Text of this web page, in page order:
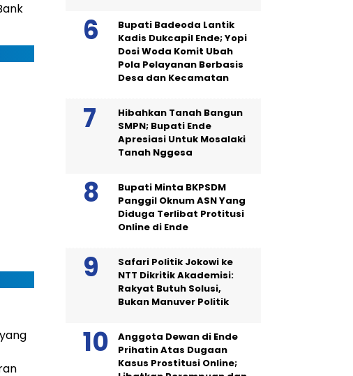
Bupati Badeoda Lantik
Kadis Dukcapil Ende; Yopi
Dosi Woda Komit Ubah
Pola Pelayanan Berbasis
Desa dan Kecamatan
Hibahkan Tanah Bangun
SMPN; Bupati Ende
Apresiasi Untuk Mosalaki
Tanah Nggesa
Bupati Minta BKPSDM
Panggil Oknum ASN Yang
Diduga Terlibat Protitusi
Online di Ende
Safari Politik Jokowi ke
NTT Dikritik Akademisi:
Rakyat Butuh Solusi,
Bukan Manuver Politik
Anggota Dewan di Ende
Prihatin Atas Dugaan
Kasus Prostitusi Online;